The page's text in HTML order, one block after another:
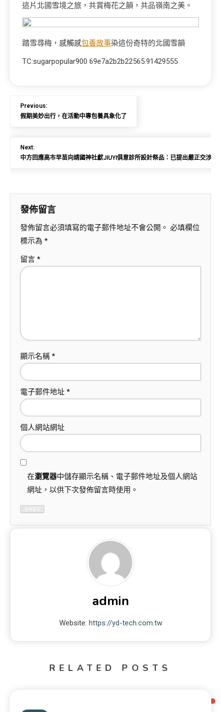
這片北國雪境之旅，共賞梅花之韻，共品嶺南之美。
踏雪尋梅，感觸感包養故事染這份奇特的北國雪韻
TC:sugarpopular900 69e7a2b2b22565.91429555
Previous:
假期美妙出行，在活動中專包養具象化了
Next:
中方回應高市早苗向靖國神社獻JIUYI俱意診所設計祭品：已提出嚴正交涉，
發佈留言
發佈留言必須填寫的電子郵件地址不會公開。 必填欄位
標示為 *
留言 *
顯示名稱 *
電子郵件地址 *
個人網站網址
在瀏覽器中儲存顯示名稱、電子郵件地址及個人網站
網址，以供下次發佈留言時使用。
admin
Website: https://yd-tech.com.tw
RELATED POSTS